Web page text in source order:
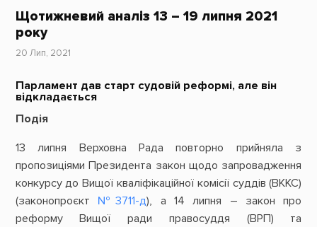
Щотижневий аналіз 13 – 19 липня 2021
року
20 Лип, 2021
Парламент дав старт судовій реформі, але він
відкладається
Подія
13 липня Верховна Рада повторно прийняла з
пропозиціями Президента закон щодо запровадження
конкурсу до Вищої кваліфікаційної комісії суддів (ВККС)
(законопроєкт №3711-д), а 14 липня – закон про
реформу Вищої ради правосуддя (ВРП) та